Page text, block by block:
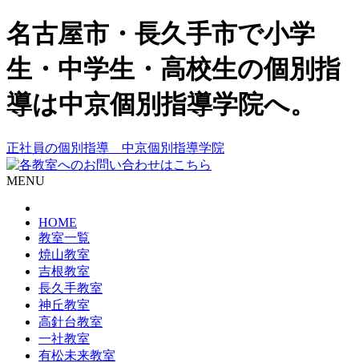
名古屋市・長久手市で小学
生・中学生・高校生の個別指
導は中京個別指導学院へ。
正社員の個別指導 中京個別指導学院
MENU
HOME
教室一覧
焼山教室
吉根教室
長久手教室
神丘教室
高針台教室
一社教室
有松未来教室